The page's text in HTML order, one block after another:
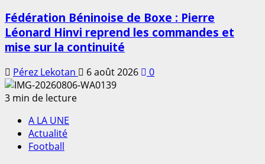
Fédération Béninoise de Boxe : Pierre
Léonard Hinvi reprend les commandes et
mise sur la continuité
Pérez Lekotan 6 août 2026
0
3 min de lecture
A LA UNE
Actualité
Football